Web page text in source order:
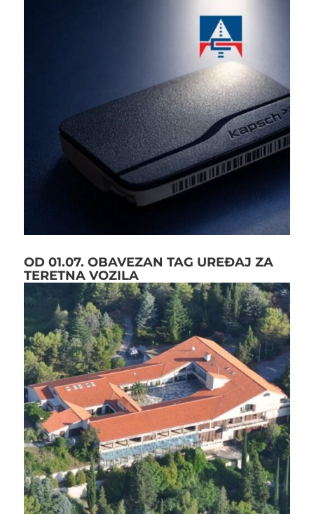
OD 01.07. OBAVEZAN TAG UREĐAJ ZA
TERETNA VOZILA